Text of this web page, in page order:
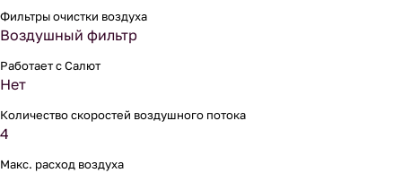
Фильтры очистки воздуха
Воздушный фильтр
Работает с Салют
Нет
Количество скоростей воздушного потока
4
Макс. расход воздуха